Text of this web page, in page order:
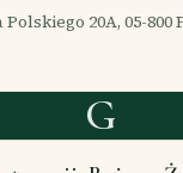
20A, 05-
G